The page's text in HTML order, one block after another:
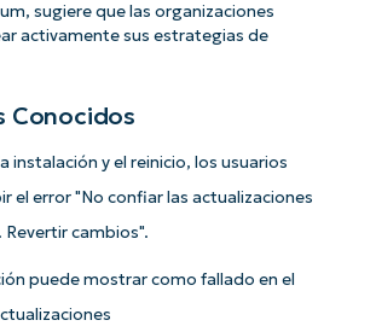
sugiere que las organizaciones
activamente sus estrategias de
Conocidos
instalación y el reinicio, los usuarios
el error "No confiar las actualizaciones
cambios".
puede mostrar como fallado en el